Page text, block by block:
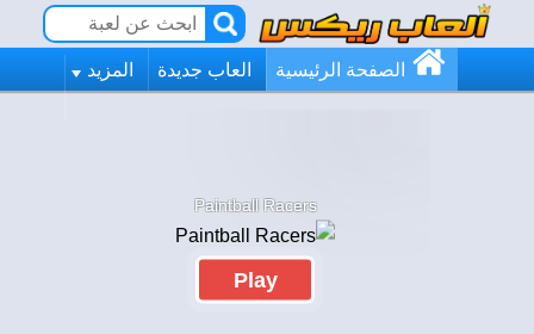
الصفحة الرئيسية العاب جديدة المزيد
Paintball Racers
Play